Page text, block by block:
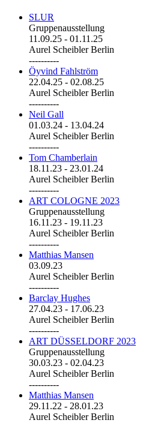
SLUR
Gruppenausstellung
11.09.25 - 01.11.25
Aurel Scheibler Berlin
----------
Öyvind Fahlström
22.04.25 - 02.08.25
Aurel Scheibler Berlin
----------
Neil Gall
01.03.24 - 13.04.24
Aurel Scheibler Berlin
----------
Tom Chamberlain
18.11.23 - 23.01.24
Aurel Scheibler Berlin
----------
ART COLOGNE 2023
Gruppenausstellung
16.11.23 - 19.11.23
Aurel Scheibler Berlin
----------
Matthias Mansen
03.09.23
Aurel Scheibler Berlin
----------
Barclay Hughes
27.04.23 - 17.06.23
Aurel Scheibler Berlin
----------
ART DÜSSELDORF 2023
Gruppenausstellung
30.03.23 - 02.04.23
Aurel Scheibler Berlin
----------
Matthias Mansen
29.11.22 - 28.01.23
Aurel Scheibler Berlin